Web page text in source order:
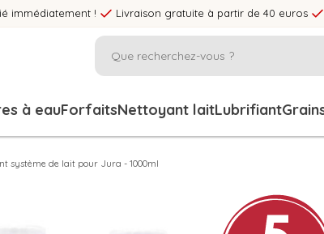
immédiatement ! Livraison gratuite à partir de 40 euros
à eauForfaitsNettoyant laitLubrifiant
système de lait pour Jura - 1000ml